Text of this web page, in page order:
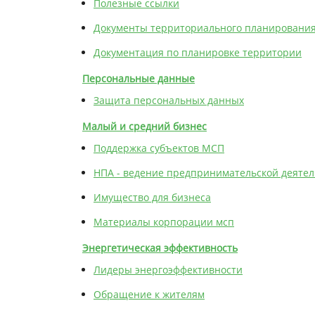
Полезные ссылки
Документы территориального планирования
Документация по планировке территории
Персональные данные
Защита персональных данных
Малый и средний бизнес
Поддержка субъектов МСП
НПА - ведение предпринимательской
Имущество для бизнеса
Материалы корпорации мсп
Энергетическая эффективность
Лидеры энергоэффективности
Обращение к жителям